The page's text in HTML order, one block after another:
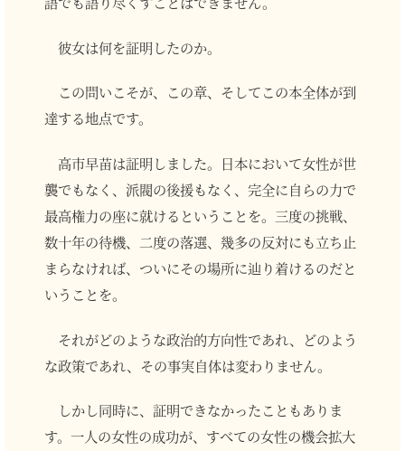
彼女は何を証明したのか。
この問いこそが、この章、そしてこの本全体が到
達する地点です。
高市早苗は証明しました。日本において女性が世
襲でもなく、派閥の後援もなく、完全に自らの力で
最高権力の座に就けるということを。三度の挑戦、
数十年の待機、二度の落選、幾多の反対にも立ち止
まらなければ、ついにその場所に辿り着けるのだと
いうことを。
それがどのような政治的方向性であれ、どのよう
な政策であれ、その事実自体は変わりません。
しかし同時に、証明できなかったこともありま
す。一人の女性の成功が、すべての女性の機会拡大